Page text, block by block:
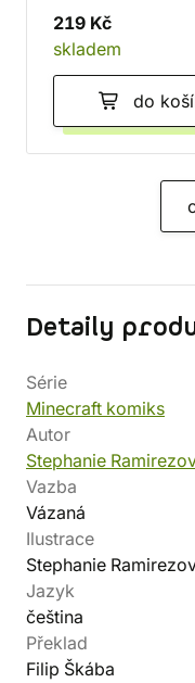
219 Kč
skladem
do
Detaily
Série
Minecraft komiks
Autor
Stephanie
Vazba
Vázaná
Ilustrace
Stephanie
Jazyk
čeština
Překlad
Filip Škába